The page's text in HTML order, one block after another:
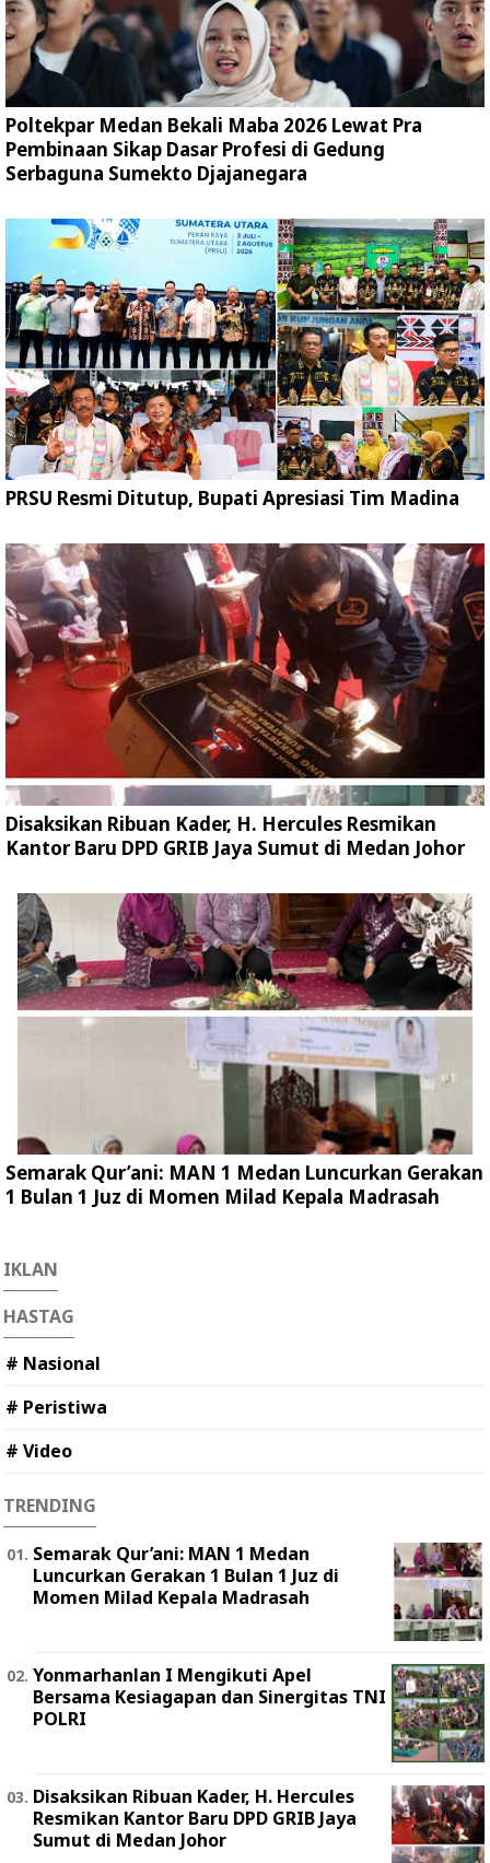
Poltekpar Medan Bekali Maba 2026 Lewat Pra
Pembinaan Sikap Dasar Profesi di Gedung
Serbaguna Sumekto Djajanegara
PRSU Resmi Ditutup, Bupati Apresiasi Tim Madina
Disaksikan Ribuan Kader, H. Hercules Resmikan
Kantor Baru DPD GRIB Jaya Sumut di Medan Johor
Semarak Qur’ani: MAN 1 Medan Luncurkan Gerakan
1 Bulan 1 Juz di Momen Milad Kepala Madrasah
IKLAN
HASTAG
# Nasional
# Peristiwa
# Video
TRENDING
Semarak Qur’ani: MAN 1 Medan
Luncurkan Gerakan 1 Bulan 1 Juz di
Momen Milad Kepala Madrasah
Yonmarhanlan I Mengikuti Apel
Bersama Kesiagapan dan Sinergitas TNI
POLRI
Disaksikan Ribuan Kader, H. Hercules
Resmikan Kantor Baru DPD GRIB Jaya
Sumut di Medan Johor